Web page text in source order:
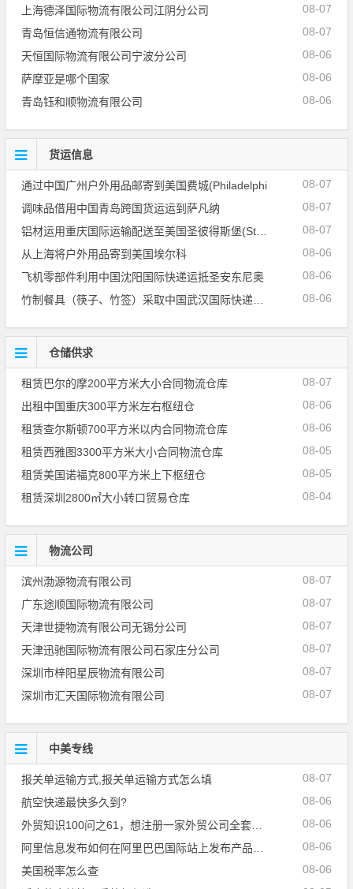
08-07
上海德泽国际物流有限公司江阴分公司
08-07
青岛恒信通物流有限公司
08-06
天恒国际物流有限公司宁波分公司
08-06
萨摩亚是哪个国家
08-06
青岛钰和顺物流有限公司
货运信息
08-07
通过中国广州户外用品邮寄到美国费城(Philadelphi
08-07
调味品借用中国青岛跨国货运运到萨凡纳
08-07
08-06
从上海将户外用品寄到美国埃尔科
08-06
飞机零部件利用中国沈阳国际快递运抵圣安东尼奥
08-06
仓储供求
08-07
租赁巴尔的摩200平方米大小合同物流仓库
08-06
出租中国重庆300平方米左右枢纽仓
08-06
租赁查尔斯顿700平方米以内合同物流仓库
08-05
租赁西雅图3300平方米大小合同物流仓库
08-05
租赁美国诺福克800平方米上下枢纽仓
08-04
租赁深圳2800㎡大小转口贸易仓库
物流公司
08-07
滨州渤源物流有限公司
08-07
广东途顺国际物流有限公司
08-07
天津世捷物流有限公司无锡分公司
08-07
天津迅驰国际物流有限公司石家庄分公司
08-07
深圳市梓阳星辰物流有限公司
08-07
深圳市汇天国际物流有限公司
中美专线
08-07
报关单运输方式,报关单运输方式怎么填
08-06
航空快递最快多久到?
08-06
08-06
08-06
美国税率怎么查